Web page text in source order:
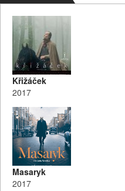
Křižáček
2017
Masaryk
2017